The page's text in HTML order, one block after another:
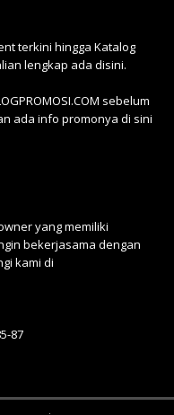
terkini hingga Katalog
lengkap ada disini.
sebelum
ada info promonya di sini
yang memiliki
bekerjasama dengan
kami di
87